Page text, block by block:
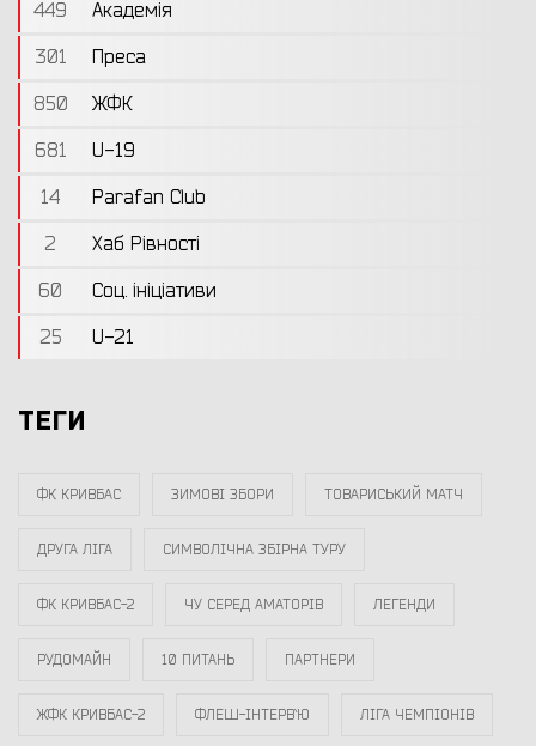
449
Академія
301
Преса
850
ЖФК
681
U-19
14
Parafan Club
2
Хаб Рівності
60
Соц. ініціативи
25
U-21
ТЕГИ
ФК КРИВБАС ЗИМОВІ ЗБОРИ ТОВАРИСЬКИЙ МАТЧ
ДРУГА ЛІГА СИМВОЛІЧНА ЗБІРНА ТУРУ
ФК КРИВБАС-2 ЧУ СЕРЕД АМАТОРІВ ЛЕГЕНДИ
РУДОМАЙН 10 ПИТАНЬ ПАРТНЕРИ
ЖФК КРИВБАС-2 ФЛЕШ-ІНТЕРВ`Ю ЛІГА ЧЕМПІОНІВ